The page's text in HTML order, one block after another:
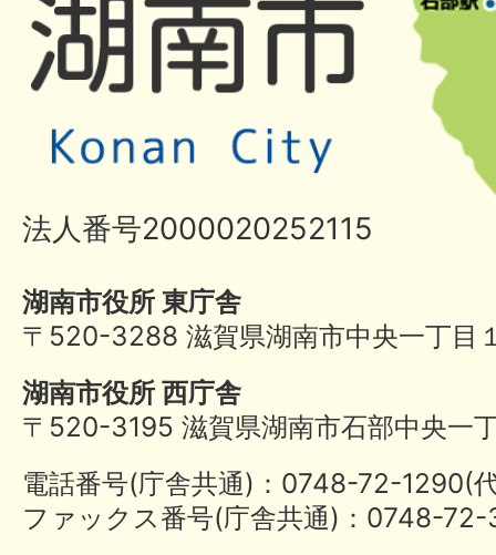
法人番号2000020252115
湖南市役所 東庁舎
〒520-3288 滋賀県湖南市中央一丁目
湖南市役所 西庁舎
〒520-3195 滋賀県湖南市石部中央一
電話番号(庁舎共通)：0748-72-
ファックス番号(庁舎共通)：0748-